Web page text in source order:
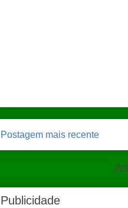
Postagem mais recente
Publicidade